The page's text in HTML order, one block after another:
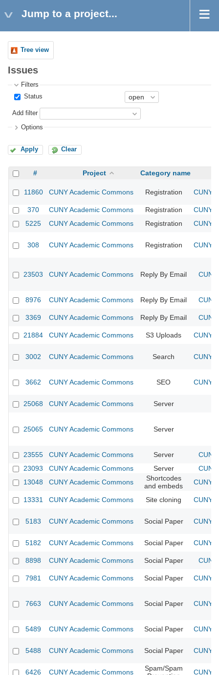
Jump to a project...
Tree view
Issues
Filters
Status
Add filter
Options
Apply Clear
# Project Category name
11860 CUNY Academic Commons Registration CUNY
370 CUNY Academic Commons Registration
CUNY
5225
CUNY Academic Commons Registration CUNY
308 CUNY Academic Commons Registration CUNY
23503 CUNY Academic Commons Reply By Email
8976 CUNY Academic Commons Reply By Email
3369 CUNY Academic Commons Reply By Email
21884 CUNY Academic Commons S3 Uploads CUNY
3002 CUNY Academic Commons Search CUNY
3662 CUNY Academic Commons SEO CUNY
25068 CUNY Academic Commons Server
25065 CUNY Academic Commons Server
23555 CUNY Academic Commons Server
23093
CUNY Academic Commons Server
13048
CUNY Academic Commons
Shortcodes
and embeds
CUNY
13331 CUNY Academic Commons Site cloning CUNY
5183 CUNY Academic Commons Social Paper CUNY
5182 CUNY Academic Commons Social Paper CUNY
8898 CUNY Academic Commons Social Paper
7981 CUNY Academic Commons Social Paper CUNY
7663 CUNY Academic Commons Social Paper CUNY
5489 CUNY Academic Commons Social Paper CUNY
5488 CUNY Academic Commons Social Paper CUNY
6426 CUNY Academic Commons
Spam/Spam
CUNY